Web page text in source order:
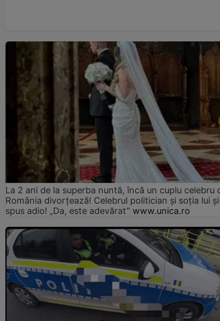
La 2 ani de la superba nuntă, încă un cuplu celebru
România divorțează! Celebrul politician și soția lui
spus adio! „Da, este adevărat” www.unica.ro